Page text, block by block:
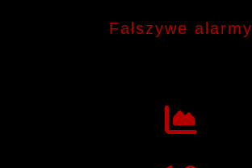
Fałszywe alarmy